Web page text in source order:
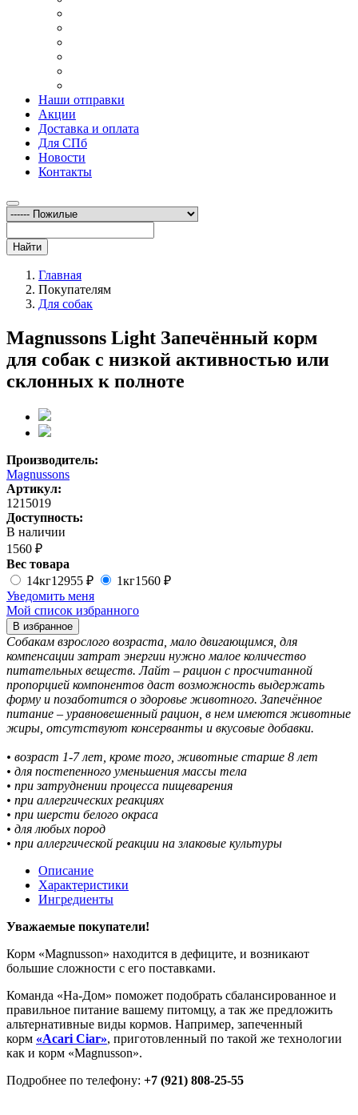
Наши отправки
Акции
Доставка и оплата
Для СПб
Новости
Контакты
Найти
Главная
Покупателям
Для собак
Magnussons Light Запечённый корм
для собак с низкой активностью или
склонных к полноте
Производитель:
Magnussons
Артикул:
1215019
Доступность:
В наличии
1560 ₽
Вес товара
14кг12955 ₽ 1кг1560 ₽
Уведомить меня
Мой список избранного
В избранное
Собакам взрослого возраста, мало двигающимся, для
компенсации затрат энергии нужно малое количество
питательных веществ. Лайт – рацион с просчитанной
пропорцией компонентов даст возможность выдержать
форму и позаботится о здоровье животного. Запечённое
питание – уравновешенный рацион, в нем имеются животные
жиры, отсутствуют консерванты и вкусовые добавки.
• возраст 1-7 лет, кроме того, животные старше 8 лет
• для постепенного уменьшения массы тела
• при затруднении процесса пищеварения
• при аллергических реакциях
• при шерсти белого окраса
• для любых пород
• при аллергической реакции на злаковые культуры
Описание
Характеристики
Ингредиенты
Уважаемые покупатели!
Корм «Magnusson» находится в дефиците, и возникают
большие сложности с его поставками.
Команда «На-Дом» поможет подобрать сбалансированное и
правильное питание вашему питомцу, а так же предложить
альтернативные виды кормов. Например, запеченный
корм «Acari Ciar», приготовленный по такой же технологии
как и корм «Magnusson».
Подробнее по телефону: +7 (921) 808-25-55